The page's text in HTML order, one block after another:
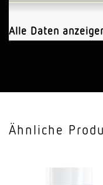
66 lm/W
Alle Daten
Ähnliche